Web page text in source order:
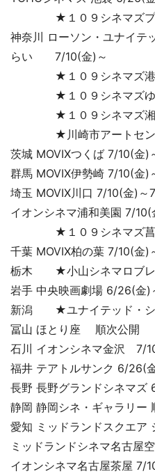
★１０９シネマズプ
神奈川 ローソン・ユナイテ
らい 7/10(金)～
★１０９シネマズ港
★１０９シネマズゆ
★１０９シネマズ湘
★川崎市アートセン
茨城 MOVIXつくば 7/10(金)
群馬 MOVIX伊勢崎 7/10(金)
埼玉 MOVIX川口 7/10(金)～
イオンシネマ浦和美園 7/
★１０９シネマズ菖
千葉 MOVIX柏の葉 7/10(金)
栃木 ★小山シネマロブ
岩手 中央映画劇場 6/26(金)
新潟 ★ユナイテッド・
冨山 ほとり座 順次公開
石川 イオンシネマ金沢 7/
福井 テアトルサンク 6/26(
長野 長野グランドシネマズ
静岡 静岡シネ・ギャラリー
愛知 ミッドランドスクエア
ミッドランドシネマ名古屋
イオンシネマ名古屋茶屋 7/